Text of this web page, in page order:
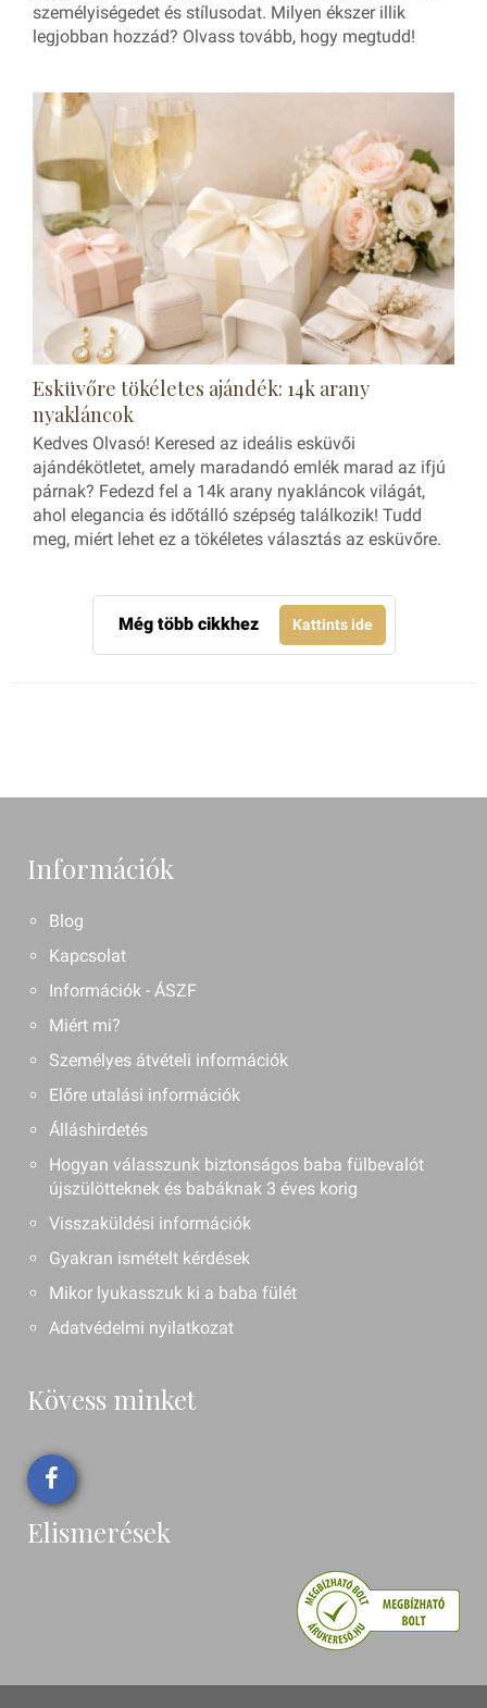
személyiségedet és stílusodat. Milyen ékszer illik
legjobban hozzád? Olvass tovább, hogy megtudd!
Esküvőre tökéletes ajándék: 14k arany
nyakláncok
Kedves Olvasó! Keresed az ideális esküvői
ajándékötletet, amely maradandó emlék marad az ifjú
párnak? Fedezd fel a 14k arany nyakláncok világát,
ahol elegancia és időtálló szépség találkozik! Tudd
meg, miért lehet ez a tökéletes választás az esküvőre.
Még több cikkhez Kattints ide
Információk
Blog
Kapcsolat
Információk - ÁSZF
Miért mi?
Személyes átvételi információk
Előre utalási információk
Álláshirdetés
Hogyan válasszunk biztonságos baba fülbevalót
újszülötteknek és babáknak 3 éves korig
Visszaküldési információk
Gyakran ismételt kérdések
Mikor lyukasszuk ki a baba fülét
Adatvédelmi nyilatkozat
Kövess minket
Elismerések